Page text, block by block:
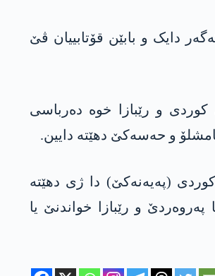
دایک و بابێن قۆتابییان ڤێ
ب زمانێ کوردی و رێبازا خوە دەرباسی
و حەسەکێ دهێتە دایین.
(پەیەنەکێ) دا ژی دهێتە
و رێبازا خواندنێ یا